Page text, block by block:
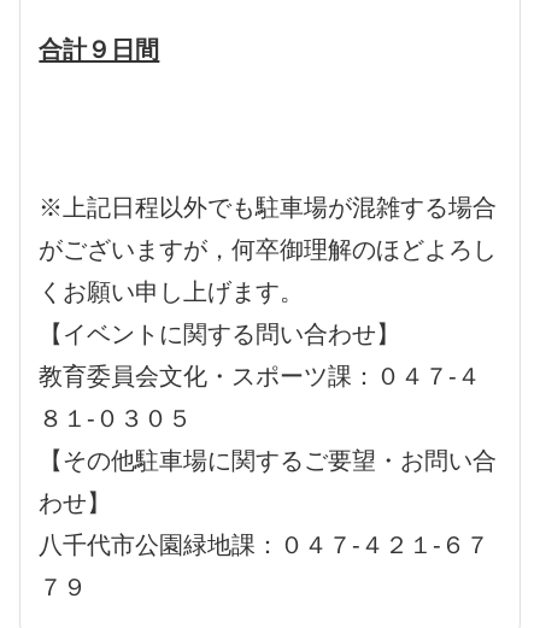
合計９日間
※上記日程以外でも駐車場が混雑する場合
がございますが，何卒御理解のほどよろし
くお願い申し上げます。
【イベントに関する問い合わせ】
教育委員会文化・スポーツ課：０４７-４
８１-０３０５
【その他駐車場に関するご要望・お問い合
わせ】
八千代市公園緑地課：０４７-４２１-６７
７９